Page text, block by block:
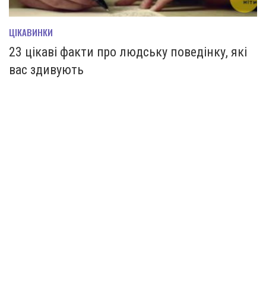
ЦІКАВИНКИ
23 цікаві факти про людську поведінку, які
вас здивують